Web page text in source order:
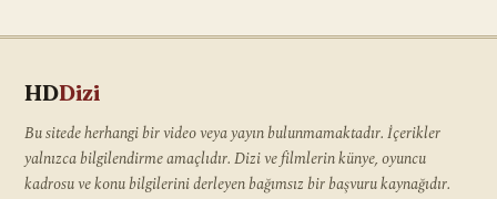
HDDizi
Bu sitede herhangi bir video veya yayın bulunmamaktadır. İçerikler
yalnızca bilgilendirme amaçlıdır. Dizi ve filmlerin künye, oyuncu
kadrosu ve konu bilgilerini derleyen bağımsız bir başvuru kaynağıdır.